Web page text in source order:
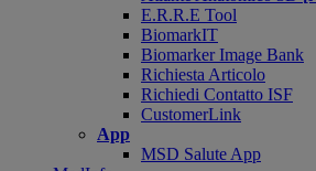
E.R.R.E Tool
BiomarkIT
Biomarker Image Bank
Richiesta Articolo
Richiedi Contatto ISF
CustomerLink
App
MSD Salute App